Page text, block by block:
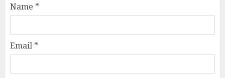
Name *
Email *